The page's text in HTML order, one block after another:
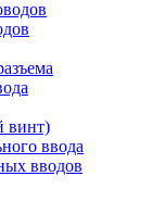
винт)
ввода
вводов